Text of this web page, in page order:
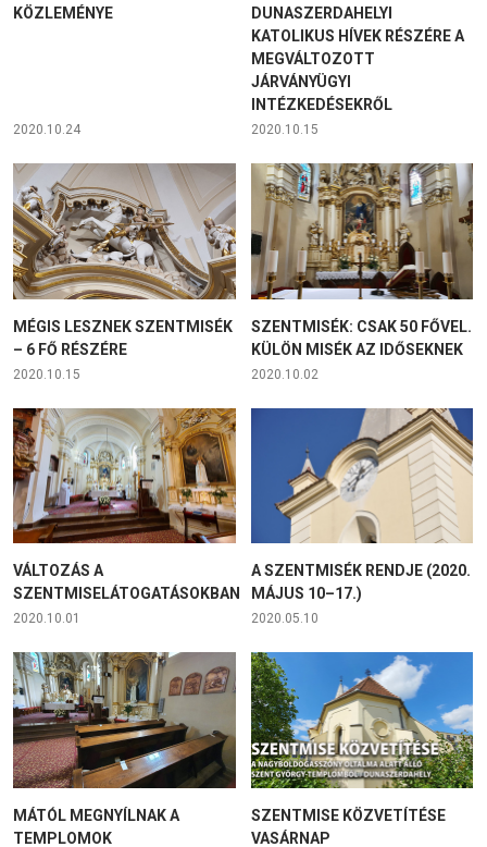
KÖZLEMÉNYE
2020.10.24
DUNASZERDAHELYI
KATOLIKUS HÍVEK RÉSZÉRE A
MEGVÁLTOZOTT
JÁRVÁNYÜGYI
INTÉZKEDÉSEKRŐL
2020.10.15
MÉGIS LESZNEK SZENTMISÉK
– 6 FŐ RÉSZÉRE
2020.10.15
SZENTMISÉK: CSAK 50 FŐVEL.
KÜLÖN MISÉK AZ IDŐSEKNEK
2020.10.02
VÁLTOZÁS A
SZENTMISELÁTOGATÁSOKBAN
2020.10.01
A SZENTMISÉK RENDJE (2020.
MÁJUS 10–17.)
2020.05.10
MÁTÓL MEGNYÍLNAK A
TEMPLOMOK
SZENTMISE KÖZVETÍTÉSE
VASÁRNAP